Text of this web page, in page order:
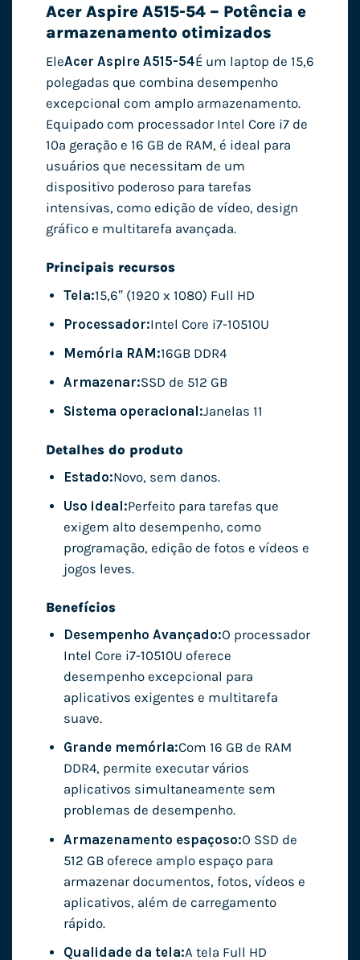
Acer Aspire A515-54 – Potência e
armazenamento otimizados
EleAcer Aspire A515-54É um laptop de 15,6
polegadas que combina desempenho
excepcional com amplo armazenamento.
Equipado com processador Intel Core i7 de
10ª geração e 16 GB de RAM, é ideal para
usuários que necessitam de um
dispositivo poderoso para tarefas
intensivas, como edição de vídeo, design
gráfico e multitarefa avançada.
Principais recursos
Tela:15,6″ (1920 x 1080) Full HD
Processador:Intel Core i7-10510U
Memória RAM:16GB DDR4
Armazenar:SSD de 512 GB
Sistema operacional:Janelas 11
Detalhes do produto
Estado:Novo, sem danos.
Uso ideal:Perfeito para tarefas que
exigem alto desempenho, como
programação, edição de fotos e vídeos e
jogos leves.
Benefícios
Desempenho Avançado:O processador
Intel Core i7-10510U oferece
desempenho excepcional para
aplicativos exigentes e multitarefa
suave.
Grande memória:Com 16 GB de RAM
DDR4, permite executar vários
aplicativos simultaneamente sem
problemas de desempenho.
Armazenamento espaçoso:O SSD de
512 GB oferece amplo espaço para
armazenar documentos, fotos, vídeos e
aplicativos, além de carregamento
rápido.
Qualidade da tela:A tela Full HD